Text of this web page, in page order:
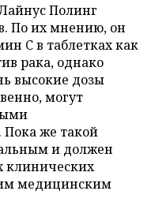
Полинг
По их мнению, он
C в таблетках как
рака, однако
высокие дозы
могут
Пока же такой
и должен
клинических
медицинским